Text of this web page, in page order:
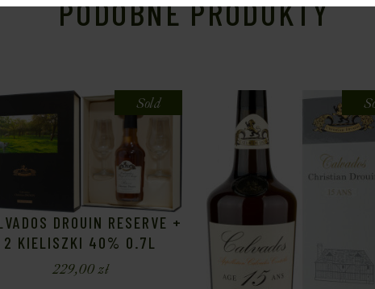
PODOBNE PRODUKTY
Sold
DROUIN RESERVE +
2 KIELISZKI 40% 0.7L
229,00zł